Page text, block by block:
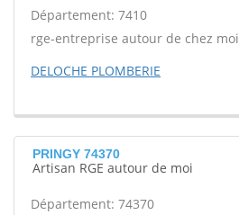
Département: 7410
rge-entreprise autour de chez moi
DELOCHE PLOMBERIE
PRINGY 74370
Artisan RGE autour de moi
Département: 74370